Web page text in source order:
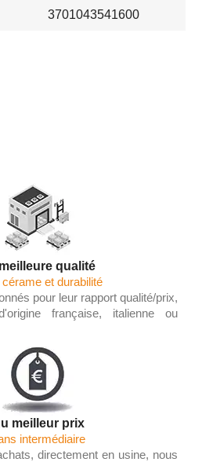
3701043541600
qualité
et durabilité
pour leur rapport qualité/prix,
française, italienne ou
meilleur prix
intermédiaire
directement en usine, nous